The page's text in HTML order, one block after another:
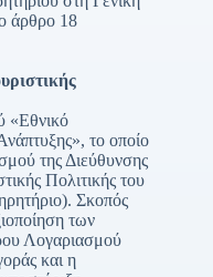
άρθρο 18
«Εθνικό
το οποίο
της Διεύθυνσης
Πολιτικής του
Σκοπός
των
Λογαριασμού
και η